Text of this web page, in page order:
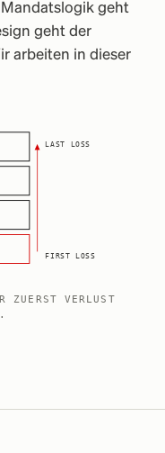
geht
geht der
arbeiten in dieser
LAST LOSS
FIRST LOSS
ZUERST VERLUST